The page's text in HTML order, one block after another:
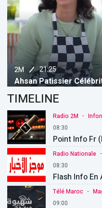
2M 21:25
Ahsan Patissier
TIMELINE
Radio 2M -
08:30
Point Info Fr
Radio Nationale -
08:30
Flash Info En
Télé Maroc -
09:00